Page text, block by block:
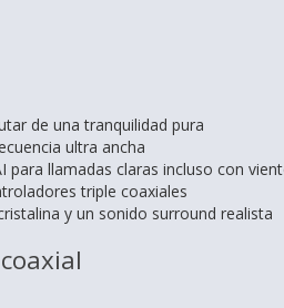
de una tranquilidad pura
ultra ancha
llamadas claras incluso con
triple coaxiales
y un sonido surround realista